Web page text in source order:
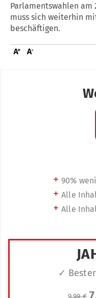
Parlamentswahlen
muss sich weiterhin
beschäftigen.